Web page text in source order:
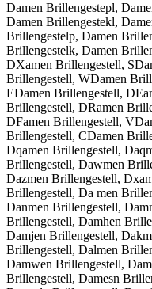
Damen Brillengestepl,
Damen Brillengestekl,
Brillengestelp, Damen
Brillengestelk, Damen
DXamen Brillengestell,
Brillengestell, WDamen
EDamen Brillengestell,
Brillengestell, DRamen
DFamen Brillengestell,
Brillengestell, CDamen
Dqamen Brillengestell,
Brillengestell, Dawmen
Dazmen Brillengestell,
Brillengestell, Da men
Danmen Brillengestell,
Brillengestell, Damhen
Damjen Brillengestell,
Brillengestell, Dalmen
Damwen Brillengestell,
Brillengestell, Damesn